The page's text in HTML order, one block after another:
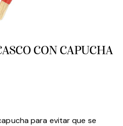
CON CAPUCHA
para evitar que se